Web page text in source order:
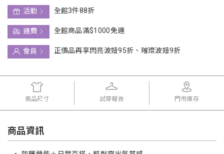
活動
全館3件88折
運費
全館商品滿$1000免運
會員
正價品再享閃亮波妞95折、璀璨波妞9折
商品尺寸 試穿報告 門市庫存
商品資訊